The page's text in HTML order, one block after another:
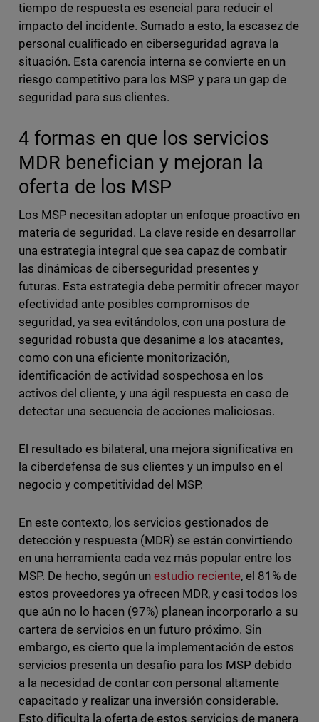
tiempo de respuesta es esencial para reducir el
impacto del incidente. Sumado a esto, la escasez de
personal cualificado en ciberseguridad agrava la
situación. Esta carencia interna se convierte en un
riesgo competitivo para los MSP y para un gap de
seguridad para sus clientes.
4 formas en que los servicios
MDR benefician y mejoran la
oferta de los MSP
Los MSP necesitan adoptar un enfoque proactivo en
materia de seguridad. La clave reside en desarrollar
una estrategia integral que sea capaz de combatir
las dinámicas de ciberseguridad presentes y
futuras. Esta estrategia debe permitir ofrecer mayor
efectividad ante posibles compromisos de
seguridad, ya sea evitándolos, con una postura de
seguridad robusta que desanime a los atacantes,
como con una eficiente monitorización,
identificación de actividad sospechosa en los
activos del cliente, y una ágil respuesta en caso de
detectar una secuencia de acciones maliciosas.
El resultado es bilateral, una mejora significativa en
la ciberdefensa de sus clientes y un impulso en el
negocio y competitividad del MSP.
En este contexto, los servicios gestionados de
detección y respuesta (MDR) se están convirtiendo
en una herramienta cada vez más popular entre los
MSP. De hecho, según un estudio reciente, el 81% de
estos proveedores ya ofrecen MDR, y casi todos los
que aún no lo hacen (97%) planean incorporarlo a su
cartera de servicios en un futuro próximo. Sin
embargo, es cierto que la implementación de estos
servicios presenta un desafío para los MSP debido
a la necesidad de contar con personal altamente
capacitado y realizar una inversión considerable.
Esto dificulta la oferta de estos servicios de manera